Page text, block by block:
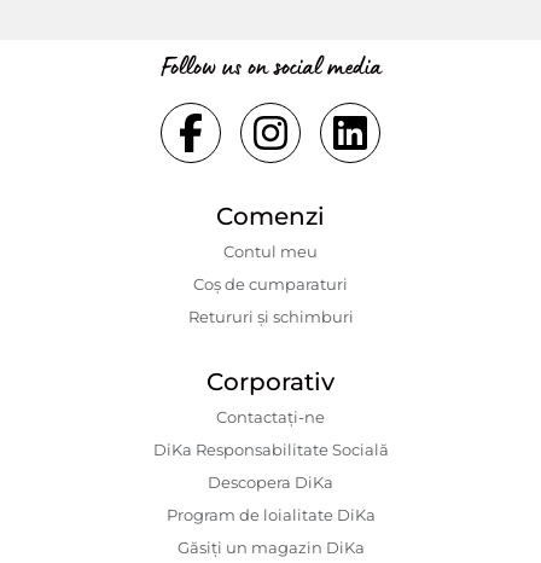
Follow us on social media
Comenzi
Contul meu
Coș de cumparaturi
Retururi și schimburi
Corporativ
Contactaţi-ne
DiKa Responsabilitate Socială
Descopera DiKa
Program de loialitate DiKa
Găsiți un magazin DiKa